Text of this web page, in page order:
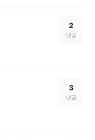
2
댓글
3
댓글